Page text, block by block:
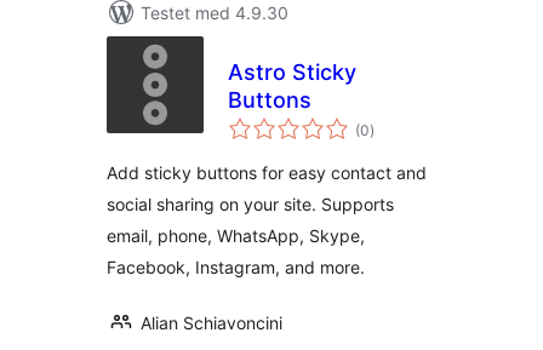
Testet med 4.9.30
Astro Sticky
Buttons
(0totale
vurderinger
)
Add sticky buttons for easy contact and
social sharing on your site. Supports
email, phone, WhatsApp, Skype,
Facebook, Instagram, and more.
Alian Schiavoncini